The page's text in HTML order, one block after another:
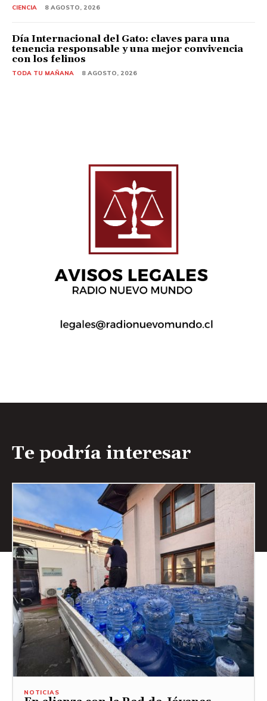
CIENCIA 8 AGOSTO, 2026
Día Internacional del Gato: claves para una
tenencia responsable y una mejor convivencia
con los felinos
TODA TU MAÑANA 8 AGOSTO, 2026
Te podría interesar
NOTICIAS